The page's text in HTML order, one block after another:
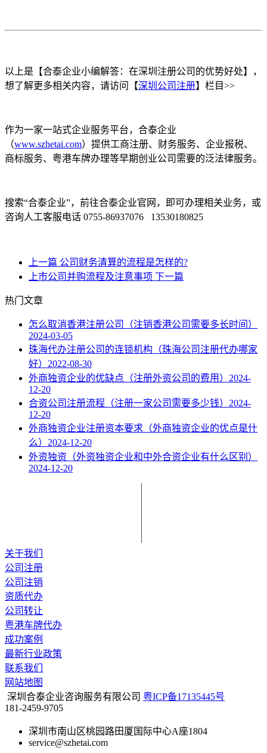
以上是【合泰企业小编解答：在深圳注册公司的优势好处】，
想了解更多相关内容，请访问【深圳公司注册】栏目>>
作为一家一站式企业服务平台，合泰企业
（www.szhetai.com）提供工商注册、财务服务、企业报税、
商标服务、粤港车牌办理等早期创业公司需要的泛法律服务。
搜索“合泰企业”，前往合泰企业官网，即可办理相关业务，或
咨询人工客服电话 0755-86937076 13530180825
上一篇 公司财务清算的流程是怎样的?
上市公司并购流程及注意事项 下一篇
热门文章
怎么取消香港注册公司（注销香港公司需要多长时间）
2024-03-05
珠海代办注册公司的连锁机构（珠海公司注册代办哪家
好） 2022-08-30
外商独资企业的优缺点（注册外资公司的费用） 2024-
12-20
合资公司注册流程（注册一家公司需要多少钱） 2024-
12-20
外商独资企业注册资本要求（外商独资企业的优点是什
么） 2024-12-20
外资独资（外资独资企业和中外合资企业有什么区别）
2024-12-20
关于我们
公司注册
公司注销
资质代办
公司转让
粤港车牌代办
成功案例
最新行业政策
联系我们
网站地图
深圳合泰企业咨询服务有限公司 粤ICP备17135445号
181-2459-9705
深圳市南山区桃园路田厦国际中心A座1804
service@szhetai.com